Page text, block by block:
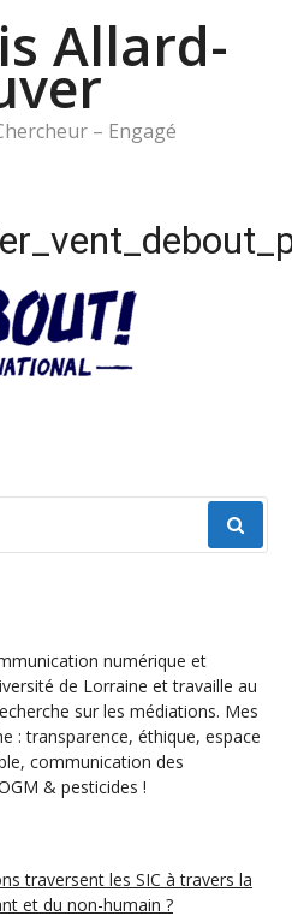
Allard-
– Engagé
numérique et
de Lorraine et travaille au
sur les médiations. Mes
: transparence, éthique, espace
communication des
& pesticides !
traversent les SIC à travers la
et du non-humain ?